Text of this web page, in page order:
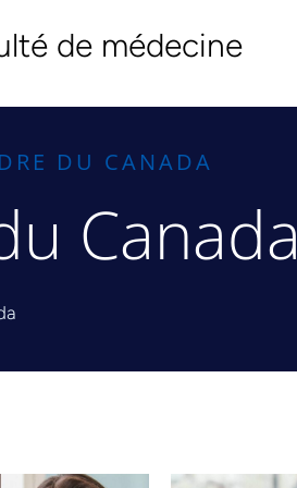
de médecine
DU CANADA
Canada